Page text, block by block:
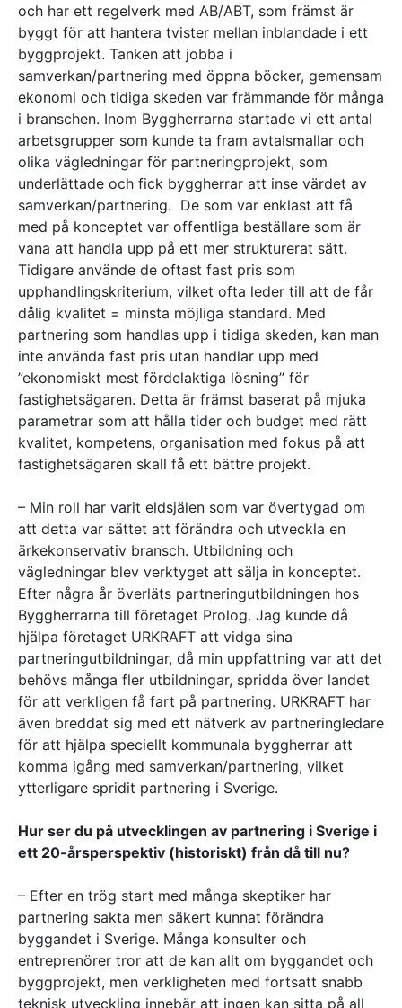
och har ett regelverk med AB/ABT, som främst är
byggt för att hantera tvister mellan inblandade i ett
byggprojekt. Tanken att jobba i
samverkan/partnering med öppna böcker, gemensam
ekonomi och tidiga skeden var främmande för många
i branschen. Inom Byggherrarna startade vi ett antal
arbetsgrupper som kunde ta fram avtalsmallar och
olika vägledningar för partneringprojekt, som
underlättade och fick byggherrar att inse värdet av
samverkan/partnering. De som var enklast att få
med på konceptet var offentliga beställare som är
vana att handla upp på ett mer strukturerat sätt.
Tidigare använde de oftast fast pris som
upphandlingskriterium, vilket ofta leder till att de får
dålig kvalitet = minsta möjliga standard. Med
partnering som handlas upp i tidiga skeden, kan man
inte använda fast pris utan handlar upp med
”ekonomiskt mest fördelaktiga lösning” för
fastighetsägaren. Detta är främst baserat på mjuka
parametrar som att hålla tider och budget med rätt
kvalitet, kompetens, organisation med fokus på att
fastighetsägaren skall få ett bättre projekt.
– Min roll har varit eldsjälen som var övertygad om
att detta var sättet att förändra och utveckla en
ärkekonservativ bransch. Utbildning och
vägledningar blev verktyget att sälja in konceptet.
Efter några år överläts partneringutbildningen hos
Byggherrarna till företaget Prolog. Jag kunde då
hjälpa företaget URKRAFT att vidga sina
partneringutbildningar, då min uppfattning var att det
behövs många fler utbildningar, spridda över landet
för att verkligen få fart på partnering. URKRAFT har
även breddat sig med ett nätverk av partneringledare
för att hjälpa speciellt kommunala byggherrar att
komma igång med samverkan/partnering, vilket
ytterligare spridit partnering i Sverige.
Hur ser du på utvecklingen av partnering i Sverige i
ett 20-årsperspektiv (historiskt) från då till nu?
– Efter en trög start med många skeptiker har
partnering sakta men säkert kunnat förändra
byggandet i Sverige. Många konsulter och
entreprenörer tror att de kan allt om byggandet och
byggprojekt, men verkligheten med fortsatt snabb
teknisk utveckling innebär att ingen kan sitta på all